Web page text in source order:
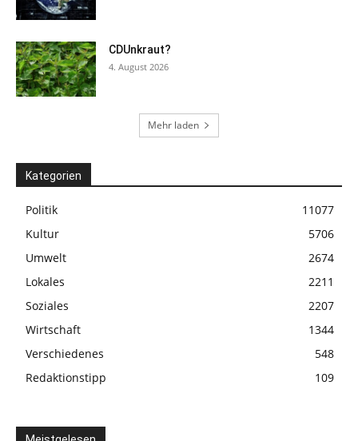
CDUnkraut?
4. August 2026
Mehr laden
Kategorien
Politik
11077
Kultur
5706
Umwelt
2674
Lokales
2211
Soziales
2207
Wirtschaft
1344
Verschiedenes
548
Redaktionstipp
109